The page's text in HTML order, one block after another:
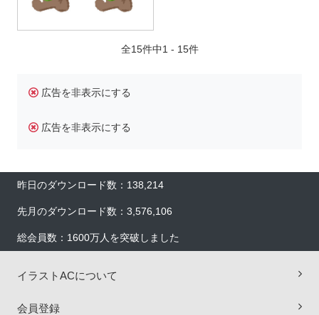
全15件中1 - 15件
広告を非表示にする
広告を非表示にする
昨日のダウンロード数：138,214
先月のダウンロード数：3,576,106
総会員数：1600万人を突破しました
イラストACについて
会員登録